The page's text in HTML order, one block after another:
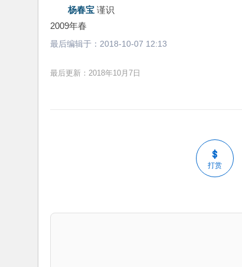
杨春宝 谨识
2009年春
最后编辑于： 2018-10-07 12:13
最后更新：2018年10月7日
打赏